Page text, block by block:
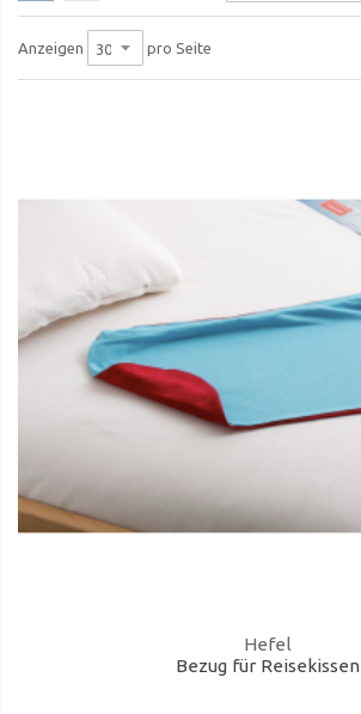
Anzeigen pro Seite
Hefel
Bezug für Reisekissen